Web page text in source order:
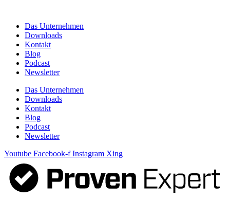
springenDas Unternehmen
Downloads
Kontakt
Blog
Podcast
Newsletter
Das Unternehmen
Downloads
Kontakt
Blog
Podcast
Newsletter
Youtube Facebook-f Instagram Xing